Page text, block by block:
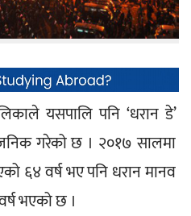
यसपालि पनि ‘धरान डे’
गरेको छ । २०१७ सालमा
६४ वर्ष भए पनि धरान मानव
भएको छ ।